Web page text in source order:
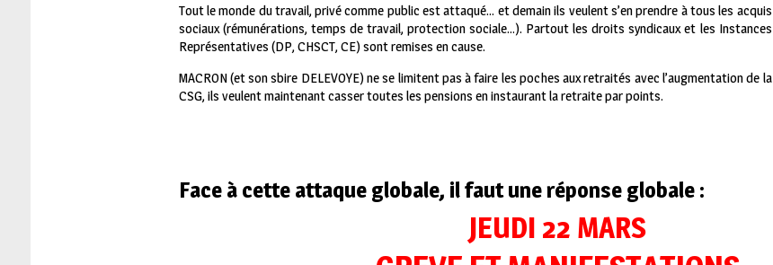
Tout le monde du travail, privé comme public est attaqué… et demain ils veulent s’en prendre à tous les acquis
sociaux (rémunérations, temps de travail, protection sociale…). Partout les droits syndicaux et les Instances
Représentatives (DP, CHSCT, CE) sont remises en cause.
MACRON (et son sbire DELEVOYE) ne se limitent pas à faire les poches aux retraités avec l’augmentation de la
CSG, ils veulent maintenant casser toutes les pensions en instaurant la retraite par points.
Face à cette attaque globale, il faut une réponse globale :
JEUDI 22 MARS